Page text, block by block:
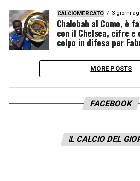
CALCIOMERCATO 3 giorni
Chalobah al Como, è
con il Chelsea, cifre
colpo in difesa per
MORE POSTS
FACEBOOK
IL CALCIO DEL